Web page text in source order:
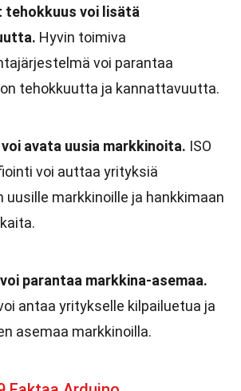
tehokkuus voi lisätä
Hyvin toimiva
voi parantaa
tehokkuutta ja kannattavuutta.
avata uusia markkinoita. ISO
voi auttaa yrityksiä
uusille markkinoille ja hankkimaan
parantaa markkina-asemaa.
antaa yritykselle kilpailuetua ja
asemaa markkinoilla.